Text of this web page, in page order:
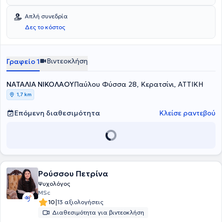
Απλή συνεδρία
Δες το κόστος
Γραφείο 1 Βιντεοκλήση
ΝΑΤΑΛΙΑ ΝΙΚΟΛΑΟΥΠαύλου Φύσσα 28, Κερατσίνι, ΑΤΤΙΚΗ
1,7 km
Επόμενη διαθεσιμότητα Κλείσε ραντεβού
Ρούσσου Πετρίνα
Ψυχολόγος
MSc
10|13 αξιολογήσεις
Διαθεσιμότητα για βιντεοκλήση